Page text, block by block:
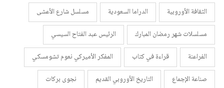
الثقافة الأوروبية
الدراما السعودية
مسلسل شارع الأعشى
مسلسلات شهر رمضان المبارك
الرئيس عبد الفتاح السيسي
الفراعنة
قراءة في كتاب
المفكر الأميركي نعوم تشومسكي
صناعة الإجماع
التاريخ الأوروبي القديم
نجوى بركات